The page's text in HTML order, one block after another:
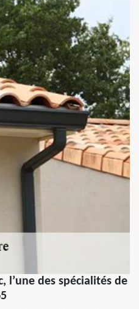
l’une des spécialités de